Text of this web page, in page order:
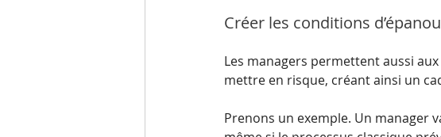
Créer les conditions
Les managers permettent aussi
mettre en risque, créant ainsi un
Prenons un exemple. Un manager